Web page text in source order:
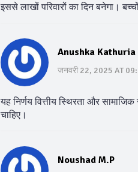
इससे लाखों परिवारों का दिन बनेगा।
Anushka Kathuria
जनवरी 22, 2025 AT
यह निर्णय वित्तीय स्थिरता और
चाहिए।
Noushad M.P